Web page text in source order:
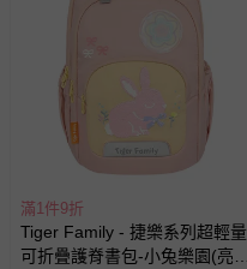
滿1件9折
Tiger Family - 捷樂系列超輕量
可折疊護脊書包-小兔樂園(亮片